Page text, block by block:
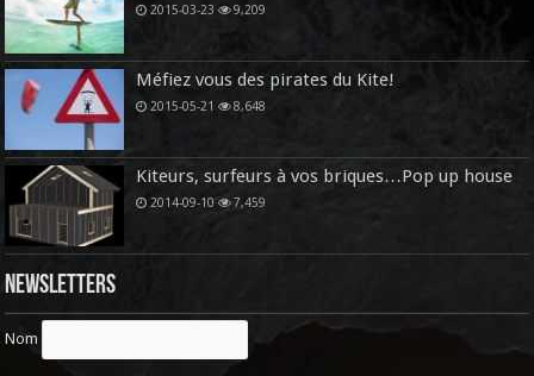
2015-03-23 9,209
Méfiez vous des pirates du Kite!
2015-05-21 8,648
Kiteurs, surfeurs à vos briques…Pop up house
2014-09-10 7,459
Newsletters
Nom